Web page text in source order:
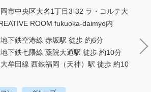
市中央区大名1丁目3-32 ラ・コルテ大
ROOM fukuoka-daimyo内
下鉄空港線 赤坂駅 徒歩 約6分
下鉄七隈線 薬院大通駅 徒歩 約10分
牟田線 西鉄福岡（天神）駅 徒歩 約10